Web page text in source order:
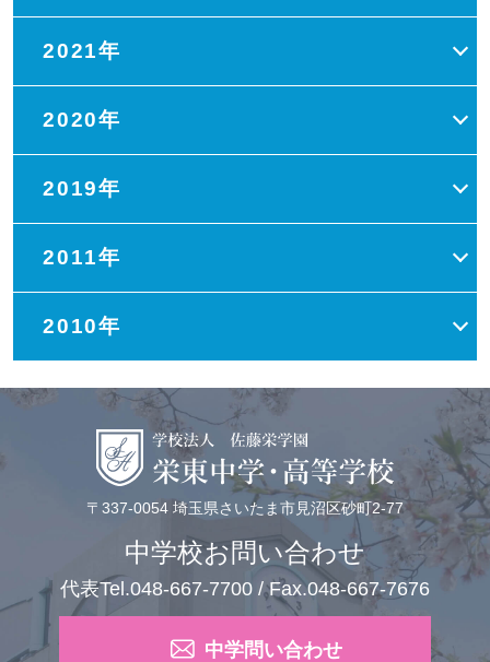
2021年
2020年
2019年
2011年
2010年
〒337-0054 埼玉県さいたま市見沼区砂町2-77
中学校お問い合わせ
代表Tel.048-667-7700 / Fax.048-667-7676
中学問い合わせ